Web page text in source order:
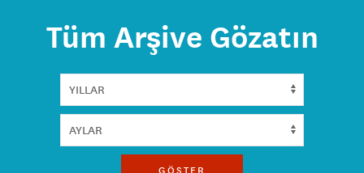
Tüm Arşive Gözatın